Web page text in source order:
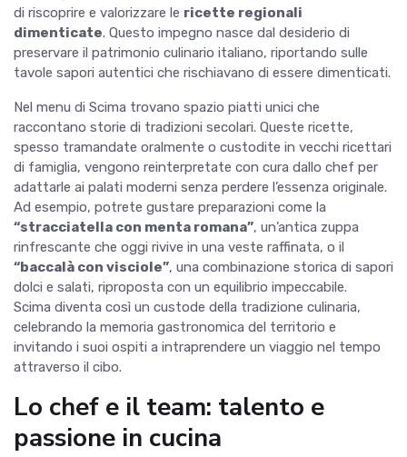
di riscoprire e valorizzare le ricette regionali
dimenticate. Questo impegno nasce dal desiderio di
preservare il patrimonio culinario italiano, riportando sulle
tavole sapori autentici che rischiavano di essere dimenticati.
Nel menu di Scima trovano spazio piatti unici che
raccontano storie di tradizioni secolari. Queste ricette,
spesso tramandate oralmente o custodite in vecchi ricettari
di famiglia, vengono reinterpretate con cura dallo chef per
adattarle ai palati moderni senza perdere l’essenza originale.
Ad esempio, potrete gustare preparazioni come la
“stracciatella con menta romana”, un’antica zuppa
rinfrescante che oggi rivive in una veste raffinata, o il
“baccal à con visciole”, una combinazione storica di sapori
dolci e salati, riproposta con un equilibrio impeccabile.
Scima diventa così un custode della tradizione culinaria,
celebrando la memoria gastronomica del territorio e
invitando i suoi ospiti a intraprendere un viaggio nel tempo
attraverso il cibo.
Lo chef e il team: talento e
passione in cucina